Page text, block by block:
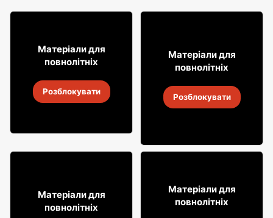
4999
18 серп. 2026
Матеріали для
повнолітніх
Розблокувати
2999
Горілка Żołądkowa Gorzka
18 серп. 2026
Матеріали для
повнолітніх
Розблокувати
3199
Матеріали для
повнолітніх
49 99
Матеріали для
повнолітніх